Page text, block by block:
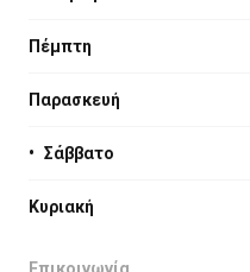
Πέμπτη
Παρασκευή
• Σάββατο
Κυριακή